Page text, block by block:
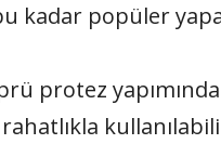
kadar popüler
protez